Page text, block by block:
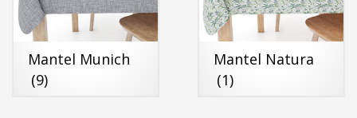
Mantel Munich
(9)
Mantel Natura
(1)